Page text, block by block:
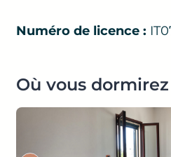
Numéro de licence :
Où vous dormirez